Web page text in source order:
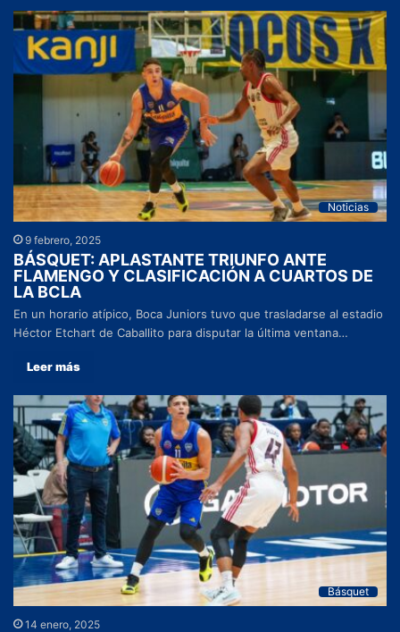
Noticias
9 febrero, 2025
BÁSQUET: APLASTANTE TRIUNFO ANTE
FLAMENGO Y CLASIFICACIÓN A CUARTOS DE
LA BCLA
En un horario atípico, Boca Juniors tuvo que trasladarse al estadio
Héctor Etchart de Caballito para disputar la última ventana…
Leer más
Básquet
14 enero, 2025